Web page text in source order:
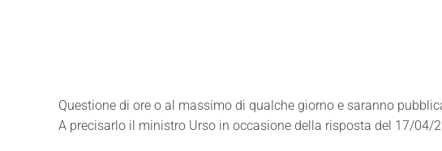
Questione di ore o al massimo di qualche giorno e saranno
A precisarlo il ministro Urso in occasione della risposta del 17/04/